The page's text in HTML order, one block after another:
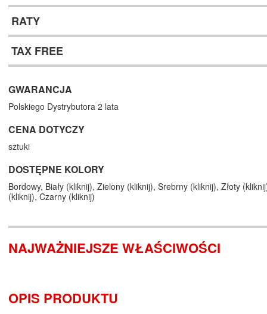
RATY
TAX FREE
GWARANCJA
Polskiego Dystrybutora 2 lata
CENA DOTYCZY
sztuki
DOSTĘPNE KOLORY
Bordowy, Biały (kliknij), Zielony (kliknij), Srebrny (kliknij), Złoty (kliknij
(kliknij), Czarny (kliknij)
NAJWAŻNIEJSZE WŁAŚCIWOŚCI
OPIS PRODUKTU